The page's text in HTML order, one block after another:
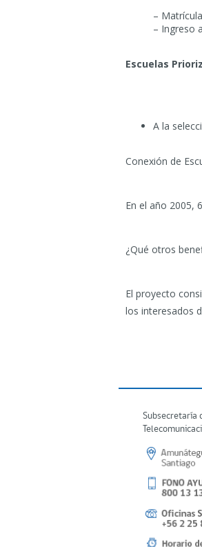
–
– Ingreso
Escuelas
A la
Conexión de
En el año 2005,
¿Qué otros
El proyecto
los interesados
Subsecretaría